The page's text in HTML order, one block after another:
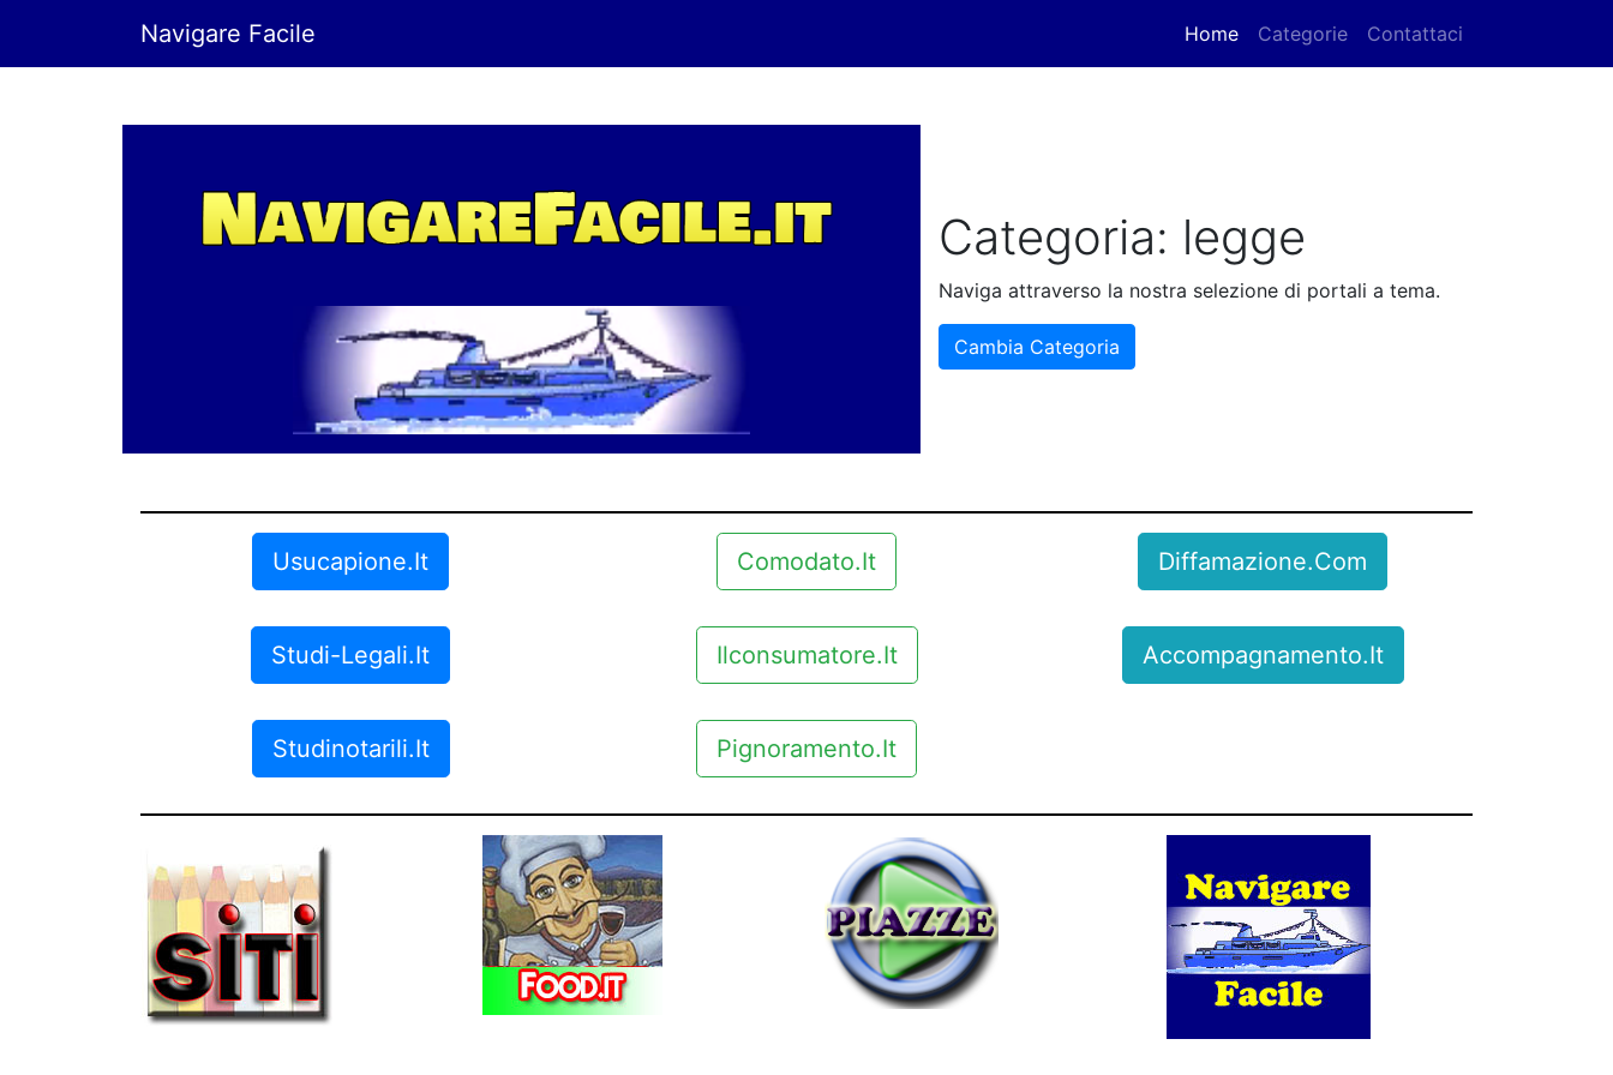
Navigare Facile Home (current)
Categorie Contattaci
Categoria: legge
Naviga attraverso la nostra selezione di portali a tema.
Cambia Categoria
Usucapione.it Comodato.it Diffamazione.com
Studi-Legali.it Ilconsumatore.it Accompagnamento.it
Studinotarili.it Pignoramento.it